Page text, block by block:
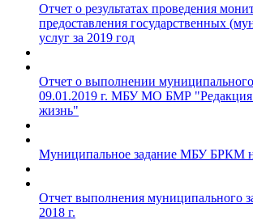
Отчет о результатах проведения
предоставления государственных
услуг за 2019 год
Отчет о выполнении муниципального
09.01.2019 г. МБУ МО БМР "Редакция
жизнь"
Муниципальное задание МБУ БРКМ
Отчет выполнения муниципального
2018 г.